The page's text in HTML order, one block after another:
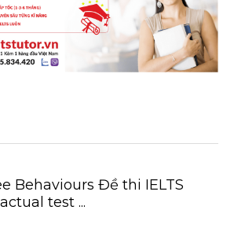
Behaviours Đề thi IELTS
test ...